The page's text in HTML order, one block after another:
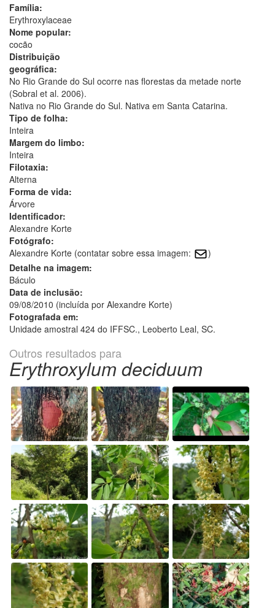
Família:
Erythroxylaceae
Nome popular:
cocão
Distribuição
geográfica:
No Rio Grande do Sul ocorre nas florestas da metade norte
(Sobral et al. 2006).
Nativa no Rio Grande do Sul. Nativa em Santa Catarina.
Tipo de folha:
Inteira
Margem do limbo:
Inteira
Filotaxia:
Alterna
Forma de vida:
Árvore
Identificador:
Alexandre Korte
Fotógrafo:
Alexandre Korte (contatar sobre essa imagem:
)
Detalhe na imagem:
Báculo
Data de inclusão:
09/08/2010 (incluída por Alexandre Korte)
Fotografada em:
Unidade amostral 424 do IFFSC., Leoberto Leal, SC.
Outros resultados para
Erythroxylum deciduum